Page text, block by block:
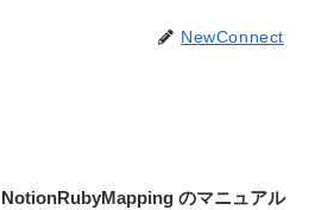
NewConnect
NotionRubyMapping のマニュアル